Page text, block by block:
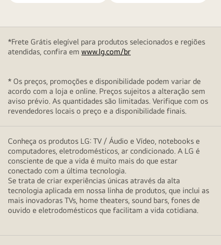
*Frete Grátis elegível para produtos selecionados e regiões
atendidas, confira em www.lg.com/br
* Os preços, promoções e disponibilidade podem variar de
acordo com a loja e online. Preços sujeitos a alteração sem
aviso prévio. As quantidades são limitadas. Verifique com os
revendedores locais o preço e a disponibilidade finais.
Conheça os produtos LG: TV / Áudio e Vídeo, notebooks e
computadores, eletrodomésticos, ar condicionado. A LG é
consciente de que a vida é muito mais do que estar
conectado com a última tecnologia.
Se trata de criar experiências únicas através da alta
tecnologia aplicada em nossa linha de produtos, que inclui as
mais inovadoras TVs, home theaters, sound bars, fones de
ouvido e eletrodomésticos que facilitam a vida cotidiana.